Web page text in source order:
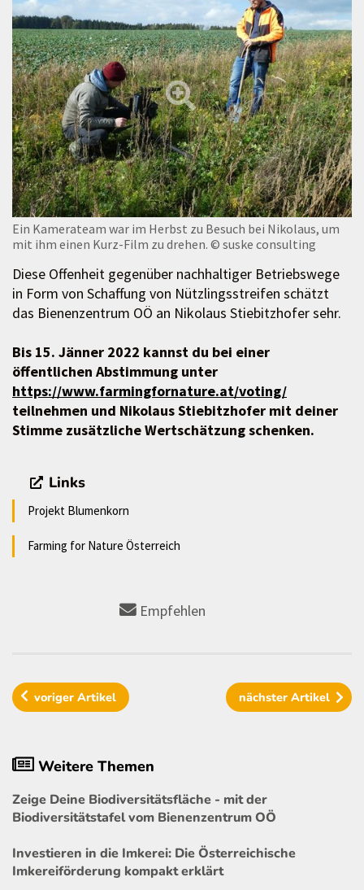
Ein Kamerateam war im Herbst zu Besuch bei Nikolaus, um
mit ihm einen Kurz-Film zu drehen. © suske consulting
Diese Offenheit gegenüber nachhaltiger Betriebswege
in Form von Schaffung von Nützlingsstreifen schätzt
das Bienenzentrum OÖ an Nikolaus Stiebitzhofer sehr.
Bis 15. Jänner 2022 kannst du bei einer
öffentlichen Abstimmung unter
https://www.farmingfornature.at/voting/
teilnehmen und Nikolaus Stiebitzhofer mit deiner
Stimme zusätzliche Wertschätzung schenken.
Links
Projekt Blumenkorn
Farming for Nature Österreich
Empfehlen
vorigerArtikel nächster Artikel
Weitere Themen
Zeige Deine Biodiversitätsfläche - mit der
Biodiversitätstafel vom Bienenzentrum OÖ
Investieren in die Imkerei: Die Österreichische
Imkereiförderung kompakt erklärt